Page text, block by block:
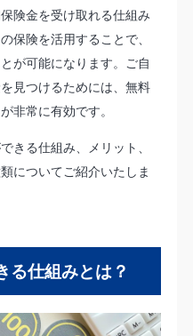
険金を受け取れる仕組み
保険を活用することで、
が可能になります。ご自
見つけるためには、無料
非常に有効です。
きる仕組み、メリット、
についてご紹介いたしま
る仕組みとは？